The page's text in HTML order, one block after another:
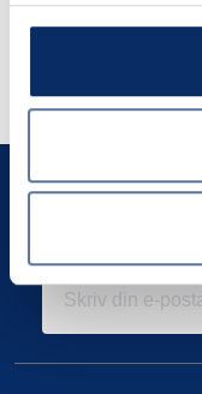
Liknande
Andra